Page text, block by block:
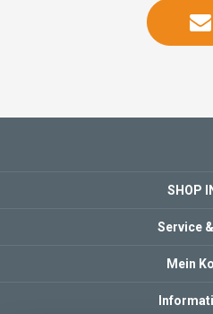
SHOP
Service
Mein